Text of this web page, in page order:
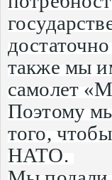
также мы
самолет
Поэтому
того,
НАТО.